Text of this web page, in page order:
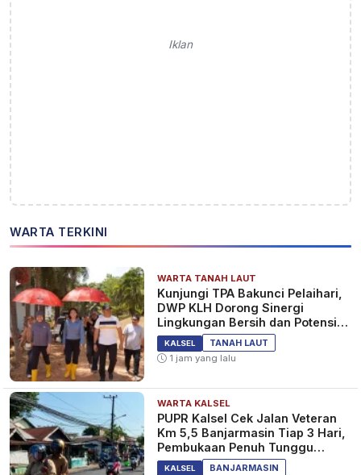
Iklan
WARTA TERKINI
WARTA TANAH LAUT
Kunjungi TPA Bakunci Pelaihari,
DWP KLH Dorong Sinergi
Lingkungan Bersih dan Potensi
Wisata Tanah Laut
KALSEL
TANAH LAUT
1 jam yang lalu
WARTA KALSEL
PUPR Kalsel Cek Jalan Veteran
Km 5,5 Banjarmasin Tiap 3 Hari,
Pembukaan Penuh Tunggu
Pantauan
KALSEL
BANJARMASIN